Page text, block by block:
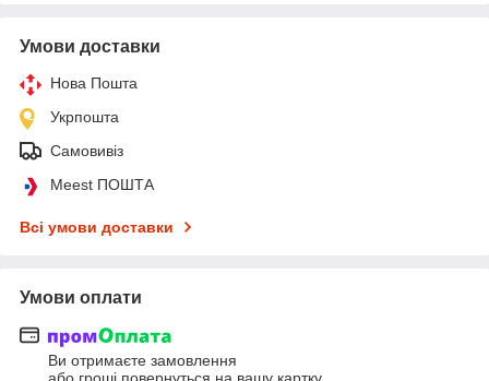
Умови доставки
Нова Пошта
Укрпошта
Самовивіз
Meest ПОШТА
Всі умови доставки
Умови оплати
Ви отримаєте замовлення